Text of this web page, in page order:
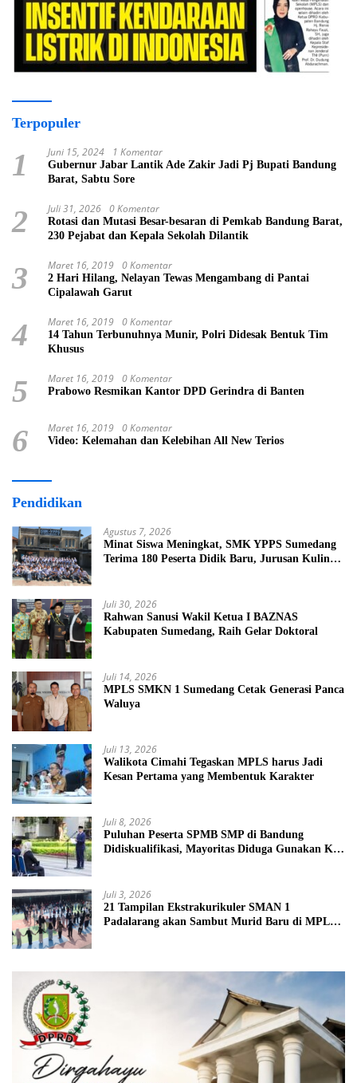
Terpopuler
1 Juni 15, 2024 1 Komentar
Gubernur Jabar Lantik Ade Zakir Jadi Pj Bupati Bandung
Barat, Sabtu Sore
2 Juli 31, 2026 0 Komentar
Rotasi dan Mutasi Besar-besaran di Pemkab Bandung Barat,
230 Pejabat dan Kepala Sekolah Dilantik
3 Maret 16, 2019 0 Komentar
2 Hari Hilang, Nelayan Tewas Mengambang di Pantai
Cipalawah Garut
4 Maret 16, 2019 0 Komentar
14 Tahun Terbunuhnya Munir, Polri Didesak Bentuk Tim
Khusus
5 Maret 16, 2019 0 Komentar
Prabowo Resmikan Kantor DPD Gerindra di Banten
6 Maret 16, 2019 0 Komentar
Video: Kelemahan dan Kelebihan All New Terios
Pendidikan
Agustus 7, 2026
Minat Siswa Meningkat, SMK YPPS Sumedang
Terima 180 Peserta Didik Baru, Jurusan Kuliner
Juli 30, 2026
Rahwan Sanusi Wakil Ketua I BAZNAS
Kabupaten Sumedang, Raih Gelar Doktoral
Juli 14, 2026
MPLS SMKN 1 Sumedang Cetak Generasi Panca
Waluya
Juli 13, 2026
Walikota Cimahi Tegaskan MPLS harus Jadi
Kesan Pertama yang Membentuk Karakter
Juli 8, 2026
Puluhan Peserta SPMB SMP di Bandung
Didiskualifikasi, Mayoritas Diduga Gunakan KK
Juli 3, 2026
21 Tampilan Ekstrakurikuler SMAN 1
Padalarang akan Sambut Murid Baru di MPLS